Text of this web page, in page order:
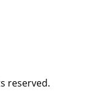
reserved.